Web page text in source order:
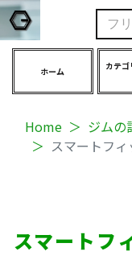
ホーム
カテゴ
Home
ジムの
スマートフ
スマートフ